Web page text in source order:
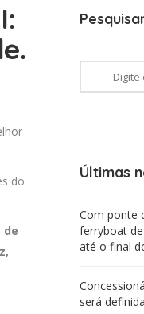
do
de
,
Últimas
Com ponte
ferryboat
até o final
será